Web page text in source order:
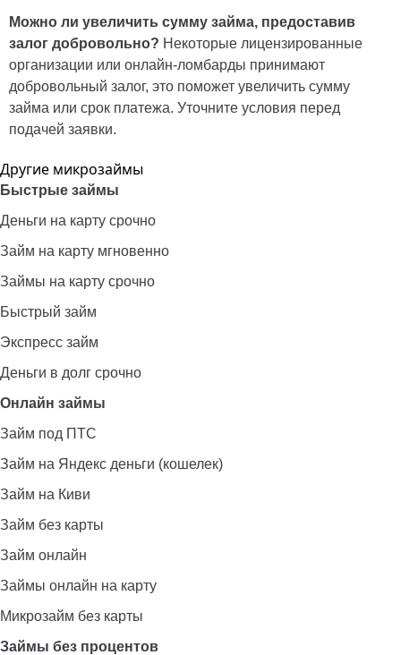
Можно ли увеличить сумму займа, предоставив
залог добровольно? Некоторые лицензированные
организации или онлайн-ломбарды принимают
добровольный залог, это поможет увеличить сумму
займа или срок платежа. Уточните условия перед
подачей заявки.
Другие микрозаймы
Быстрые займы
Деньги на карту срочно
Займ на карту мгновенно
Займы на карту срочно
Быстрый займ
Экспресс займ
Деньги в долг срочно
Онлайн займы
Займ под ПТС
Займ на Яндекс деньги (кошелек)
Займ на Киви
Займ без карты
Займ онлайн
Займы онлайн на карту
Микрозайм без карты
Займы без процентов